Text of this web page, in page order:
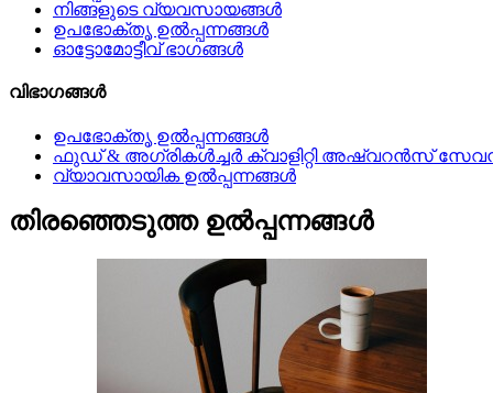
നിങ്ങളുടെ വ്യവസായങ്ങൾ
ഉപഭോക്തൃ ഉൽപ്പന്നങ്ങൾ
ഓട്ടോമോട്ടീവ് ഭാഗങ്ങൾ
വിഭാഗങ്ങൾ
ഉപഭോക്തൃ ഉൽപ്പന്നങ്ങൾ
ഫുഡ് & അഗ്രികൾച്ചർ ക്വാളിറ്റി അഷ്വറൻസ്
വ്യാവസായിക ഉൽപ്പന്നങ്ങൾ
തിരഞ്ഞെടുത്ത ഉൽപ്പന്നങ്ങൾ